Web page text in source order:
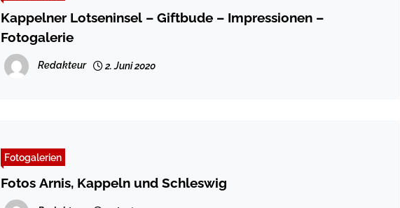
Kappelner Lotseninsel – Giftbude – Impressionen –
Fotogalerie
Redakteur 2. Juni 2020
Fotogalerien
Fotos Arnis, Kappeln und Schleswig